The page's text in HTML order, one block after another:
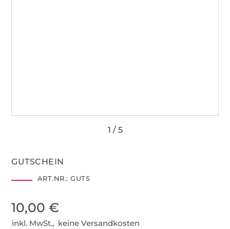
GUTSCHEIN
ART.NR.: GUTS
10,00 €
inkl. MwSt., keine Versandkosten